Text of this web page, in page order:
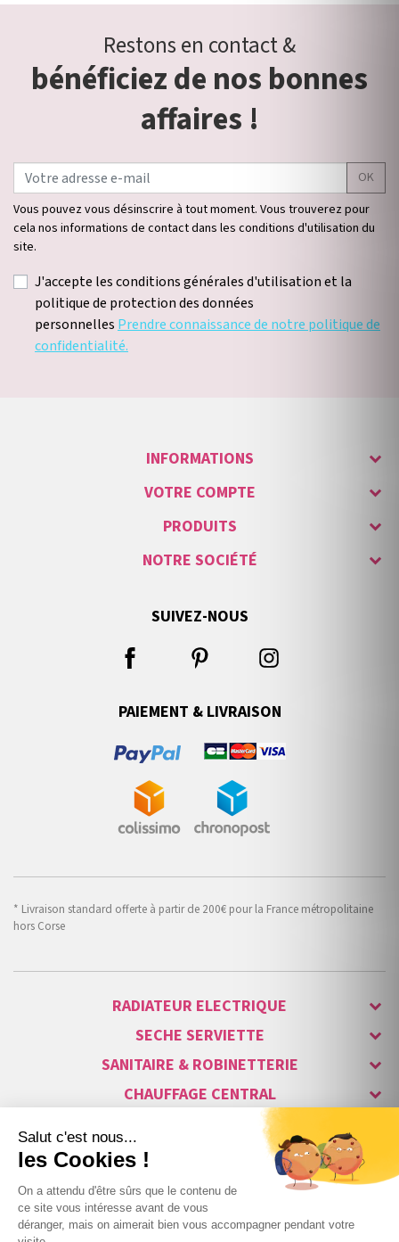
Restons en contact &
bénéficiez de nos bonnes
affaires !
OK
Vous pouvez vous désinscrire à tout moment. Vous trouverez pour
cela nos informations de contact dans les conditions d'utilisation du
site.
J'accepte les conditions générales d'utilisation et la
politique de protection des données
personnellesPrendre connaissance de notre politique de
confidentialité.
INFORMATIONS
VOTRE COMPTE
PRODUITS
NOTRE SOCIÉTÉ
SUIVEZ-NOUS
PAIEMENT & LIVRAISON
* Livraison standard offerte à partir de 200€ pour la France métropolitaine
hors Corse
RADIATEUR ELECTRIQUE
SECHE SERVIETTE
SANITAIRE & ROBINETTERIE
CHAUFFAGE CENTRAL
ALARME & SÉCURITÉ
MAISON CONNECTÉE
VISIOPHONE & INTERPHONE
LUMINAIRES & ECLAIRAGE